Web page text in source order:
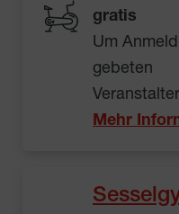
gratis
Um
gebeten
Mehr